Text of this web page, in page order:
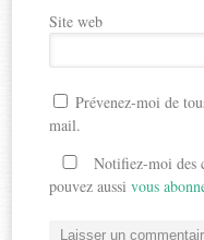
Site web
Prévenez-moi de
mail.
Notifiez-moi des
pouvez aussivous